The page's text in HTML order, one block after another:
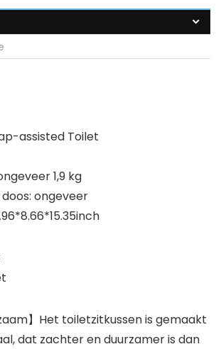
assisted Toilet
1,9 kg
ongeveer
】Het toiletzitkussen is gemaakt
dat zachter en duurzamer is dan